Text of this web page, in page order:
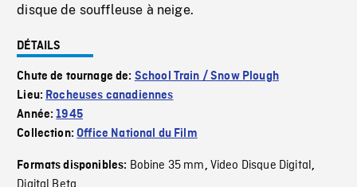
disque de souffleuse à neige.
DÉTAILS
Chute de tournage de: School Train / Snow Plough
Lieu: Rocheuses canadiennes
Année:1945
Collection:Office National du Film
Formats disponibles: Bobine 35 mm, Video Disque Digital,